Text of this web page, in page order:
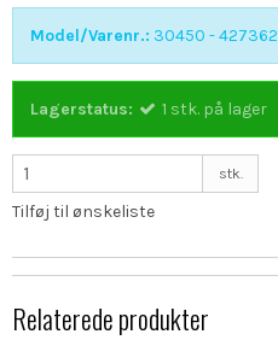
Model/Varenr.: 30450 - 427362
Lagerstatus: 1 stk. på lager
stk.
Tilføj til ønskeliste
Relaterede produkter